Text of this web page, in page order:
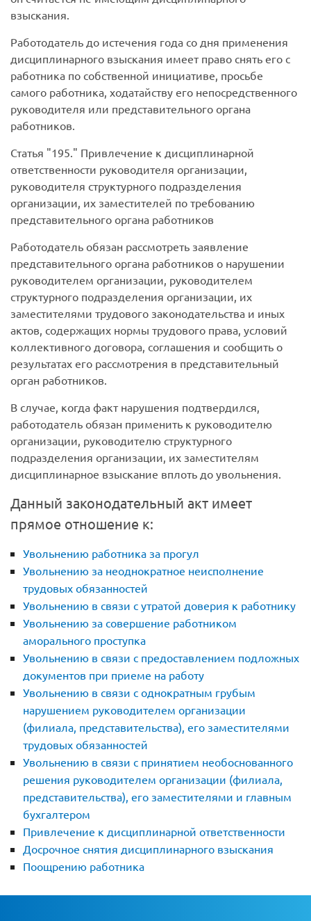
взыскания.
Работодатель до истечения года со дня применения
дисциплинарного взыскания имеет право снять его с
работника по собственной инициативе, просьбе
самого работника, ходатайству его непосредственного
руководителя или представительного органа
работников.
Статья
195.
Привлечение к дисциплинарной
ответственности руководителя организации,
руководителя структурного подразделения
организации, их заместителей по требованию
представительного органа работников
Работодатель обязан рассмотреть заявление
представительного органа работников о нарушении
руководителем организации, руководителем
структурного подразделения организации, их
заместителями трудового законодательства и иных
актов, содержащих нормы трудового права, условий
коллективного договора, соглашения и сообщить о
результатах его рассмотрения в представительный
орган работников.
В случае, когда факт нарушения подтвердился,
работодатель обязан применить к руководителю
организации, руководителю структурного
подразделения организации, их заместителям
дисциплинарное взыскание вплоть до увольнения.
Данный законодательный акт имеет
прямое отношение к:
Увольнению работника за прогул
Увольнению за неоднократное неисполнение
трудовых обязанностей
Увольнению в связи с утратой доверия к работнику
Увольнению за совершение работником
аморального проступка
Увольнению в связи с предоставлением подложных
документов при приеме на работу
Увольнению в связи с однократным грубым
нарушением руководителем организации
(филиала, представительства), его заместителями
трудовых обязанностей
Увольнению в связи с принятием необоснованного
решения руководителем организации (филиала,
представительства), его заместителями и главным
бухгалтером
Привлечение к дисциплинарной ответственности
Досрочное снятия дисциплинарного взыскания
Поощрению работника